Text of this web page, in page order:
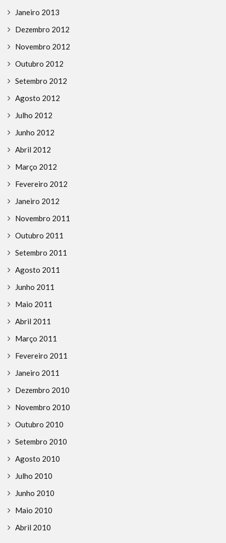
Janeiro 2013
Dezembro 2012
Novembro 2012
Outubro 2012
Setembro 2012
Agosto 2012
Julho 2012
Junho 2012
Abril 2012
Março 2012
Fevereiro 2012
Janeiro 2012
Novembro 2011
Outubro 2011
Setembro 2011
Agosto 2011
Junho 2011
Maio 2011
Abril 2011
Março 2011
Fevereiro 2011
Janeiro 2011
Dezembro 2010
Novembro 2010
Outubro 2010
Setembro 2010
Agosto 2010
Julho 2010
Junho 2010
Maio 2010
Abril 2010